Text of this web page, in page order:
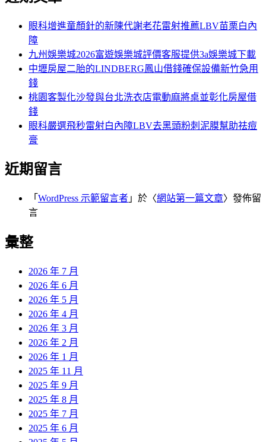
眼科增進童顏針的新陳代謝老花雷射推薦LBV苗栗白內
障
九州娛樂城2026富遊娛樂城評價客服提供3a娛樂城下載
中壢房屋二胎的LINDBERG鳳山借錢確保設備新竹急用
錢
桃園客製化沙發與台北洗衣店電動麻將桌並彰化房屋借
錢
眼科嚴選飛秒雷射白內障LBV去黑頭粉刺泥膜幫助祛痘
膏
近期留言
「 WordPress 示範留言者 」於〈網站第一篇文章〉發佈留
言
彙整
2026 年 7 月
2026 年 6 月
2026 年 5 月
2026 年 4 月
2026 年 3 月
2026 年 2 月
2026 年 1 月
2025 年 11 月
2025 年 9 月
2025 年 8 月
2025 年 7 月
2025 年 6 月